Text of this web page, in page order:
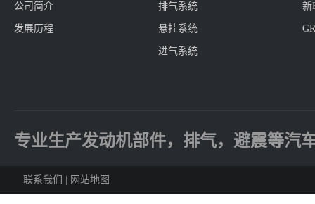
公司简介
发展历程
排气系统
悬挂系统
进气系统
新
专业生产发动机部件，排气，避震等汽
联系我们 网站地图